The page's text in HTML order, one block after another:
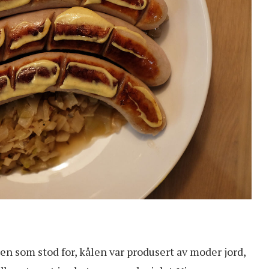
som stod for, kålen var produsert av moder jord,